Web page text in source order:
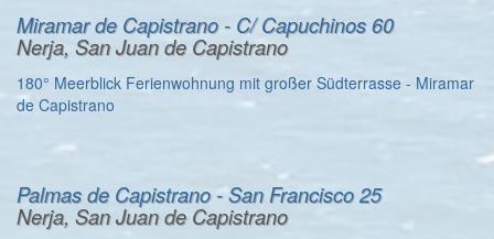
Miramar de Capistrano - C/ Capuchinos 60
Nerja, San Juan de Capistrano
180° Meerblick Ferienwohnung mit großer Südterrasse - Miramar
de Capistrano
Palmas de Capistrano - San Francisco 25
Nerja, San Juan de Capistrano